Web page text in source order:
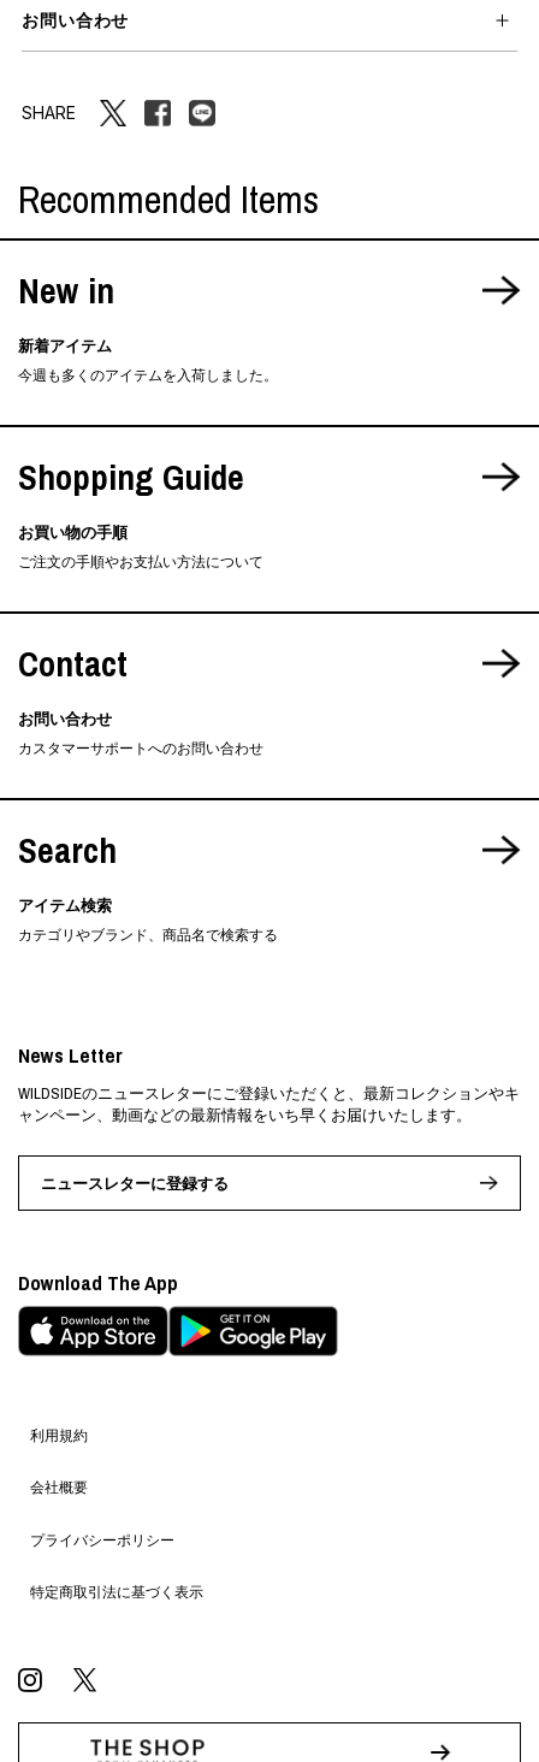
お問い合わせ
SHARE
Recommended Items
New in
新着アイテム
今週も多くのアイテムを入荷しました。
Shopping Guide
お買い物の手順
ご注文の手順やお支払い方法について
Contact
お問い合わせ
カスタマーサポートへのお問い合わせ
Search
アイテム検索
カテゴリやブランド、商品名で検索する
利用規約
会社概要
プライバシーポリシー
特定商取引法に基づく表示
News Letter
WILDSIDEのニュースレターにご登録いただくと、最新コレクションやキ
ャンペーン、動画などの最新情報をいち早くお届けいたします。
ニュースレターに登録する
Download The App